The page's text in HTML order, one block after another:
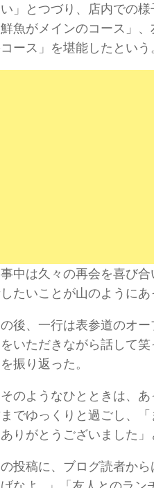
」とつづり、店内での
鮮魚がメインのコース」
ース」を堪能したという
中は久々の再会を喜び
たいことが山のようにあ
後、一行は表参道のオ
いただきながら話して
振り返った。
そのようなひとときは、
でゆっくりと過ごし、
りがとうございました」
投稿に、ブログ読者か